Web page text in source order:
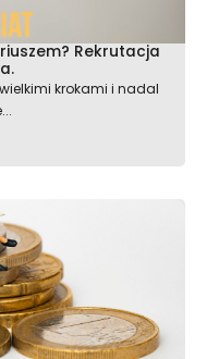
Rekrutacja
wielkimi krokami i nadal